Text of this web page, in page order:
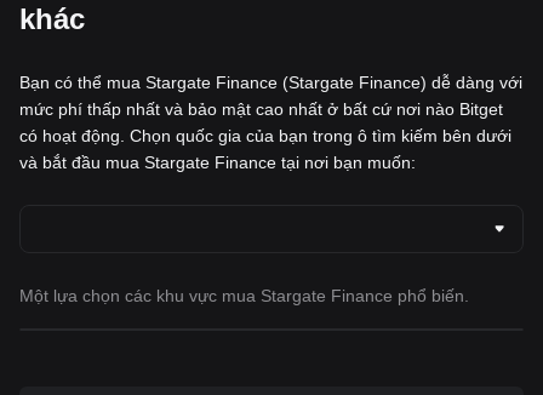
khác
Bạn có thể mua Stargate Finance (Stargate Finance) dễ dàng với
mức phí thấp nhất và bảo mật cao nhất ở bất cứ nơi nào Bitget
có hoạt động. Chọn quốc gia của bạn trong ô tìm kiếm bên dưới
và bắt đầu mua Stargate Finance tại nơi bạn muốn:
Một lựa chọn các khu vực mua Stargate Finance phổ biến.